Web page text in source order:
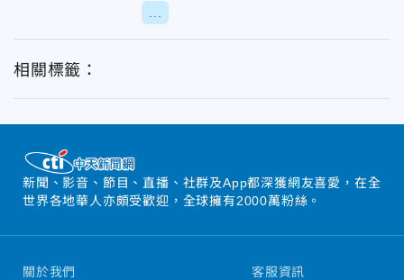
相關標籤：
新聞、影音、節目、直播、社群及App都深獲網友喜愛，在全
世界各地華人亦頗受歡迎，全球擁有2000萬粉絲。
關於我們 客服資訊